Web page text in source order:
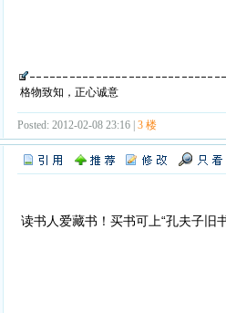
格物致知，正心诚意
Posted: 2012-02-08 23:16 | 3 楼
读书人爱藏书！买书可上“孔夫子旧